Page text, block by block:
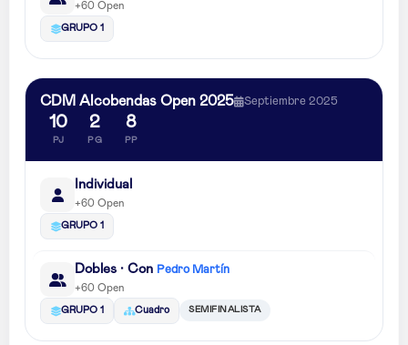
+60 Open
GRUPO 1
CDM Alcobendas Open 2025 Septiembre 2025
10
PJ
2
PG
8
PP
Individual
+60 Open
GRUPO 1
Dobles · Con Pedro Martín
+60 Open
GRUPO 1 Cuadro SEMIFINALISTA